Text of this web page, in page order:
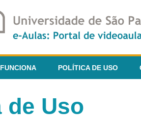
POLÍTICA DE USO
de Uso